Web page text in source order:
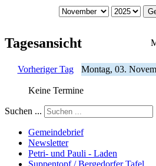
Tagesansicht
Vorheriger Tag Montag, 03.
Keine Termine
Suchen ...
Gemeindebrief
Newsletter
Petri- und Pauli - Laden